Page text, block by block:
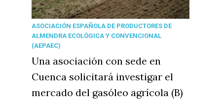
ASOCIACIÓN ESPAÑOLA DE PRODUCTORES DE
ALMENDRA ECOLÓGICA Y CONVENCIONAL
(AEPAEC)
Una asociación con sede en
Cuenca solicitará investigar el
mercado del gasóleo agrícola (B)